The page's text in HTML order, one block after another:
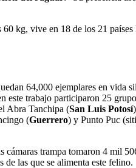
kg, vive en 18 de los 21
64,000 ejemplares en vida
trabajo participaron 25
Abra Tanchipa (San Luis Potosí
(Guerrero) y Punto Puc
trampa tomaron 4 mil
las que se alimenta este felino.